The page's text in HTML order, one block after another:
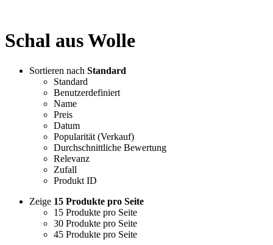
Schal aus Wolle
Sortieren nach Standard
Standard
Benutzerdefiniert
Name
Preis
Datum
Popularität (Verkauf)
Durchschnittliche Bewertung
Relevanz
Zufall
Produkt ID
Zeige 15 Produkte pro Seite
15 Produkte pro Seite
30 Produkte pro Seite
45 Produkte pro Seite